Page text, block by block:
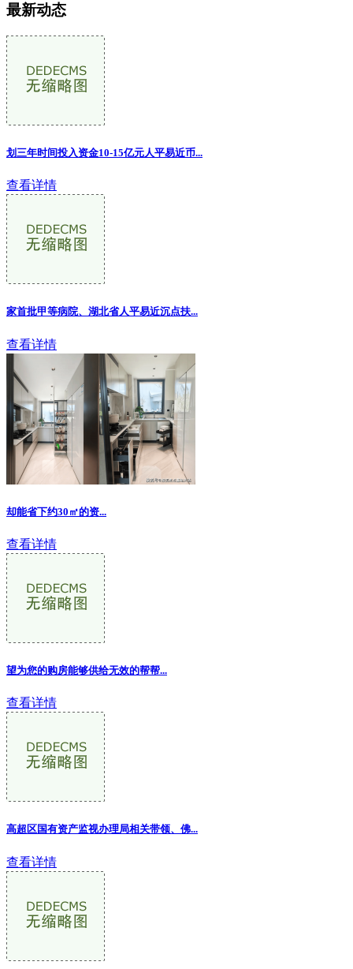
最新动态
划三年时间投入资金10-15亿元人平易近币...
查看详情
家首批甲等病院、湖北省人平易近沉点扶...
查看详情
却能省下约30㎡的资...
查看详情
望为您的购房能够供给无效的帮帮...
查看详情
高超区国有资产监视办理局相关带领、佛...
查看详情